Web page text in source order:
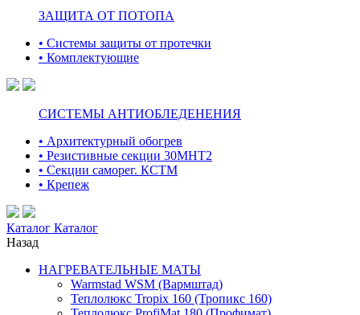
ЗАЩИТА ОТ ПОТОПА
• Системы защиты от протечки
• Комплектующие
СИСТЕМЫ АНТИОБЛЕДЕНЕНИЯ
• Архитектурный обогрев
• Резистивные секции 30МНТ2
• Секции саморег. КСТМ
• Крепеж
Каталог Каталог
Назад
НАГРЕВАТЕЛЬНЫЕ МАТЫ
Warmstad WSM (Вармштад)
Теплолюкс Tropix 160 (Тропикс 160)